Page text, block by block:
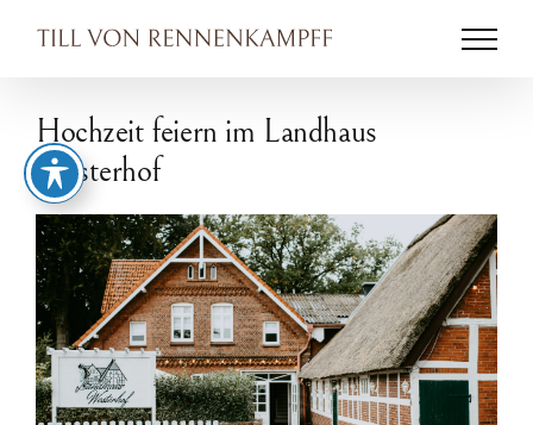
Inhalt
Hochzeit feiern im Landhaus
Westerhof
Zeige
grösseres
Bild